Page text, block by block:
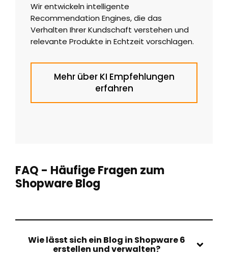
Wir entwickeln intelligente
Recommendation Engines, die das
Verhalten Ihrer Kundschaft verstehen und
relevante Produkte in Echtzeit vorschlagen.
Mehr über KI Empfehlungen
erfahren
FAQ - Häufige Fragen zum
Shopware Blog
Wie lässt sich ein Blog in Shopware 6
erstellen und verwalten?